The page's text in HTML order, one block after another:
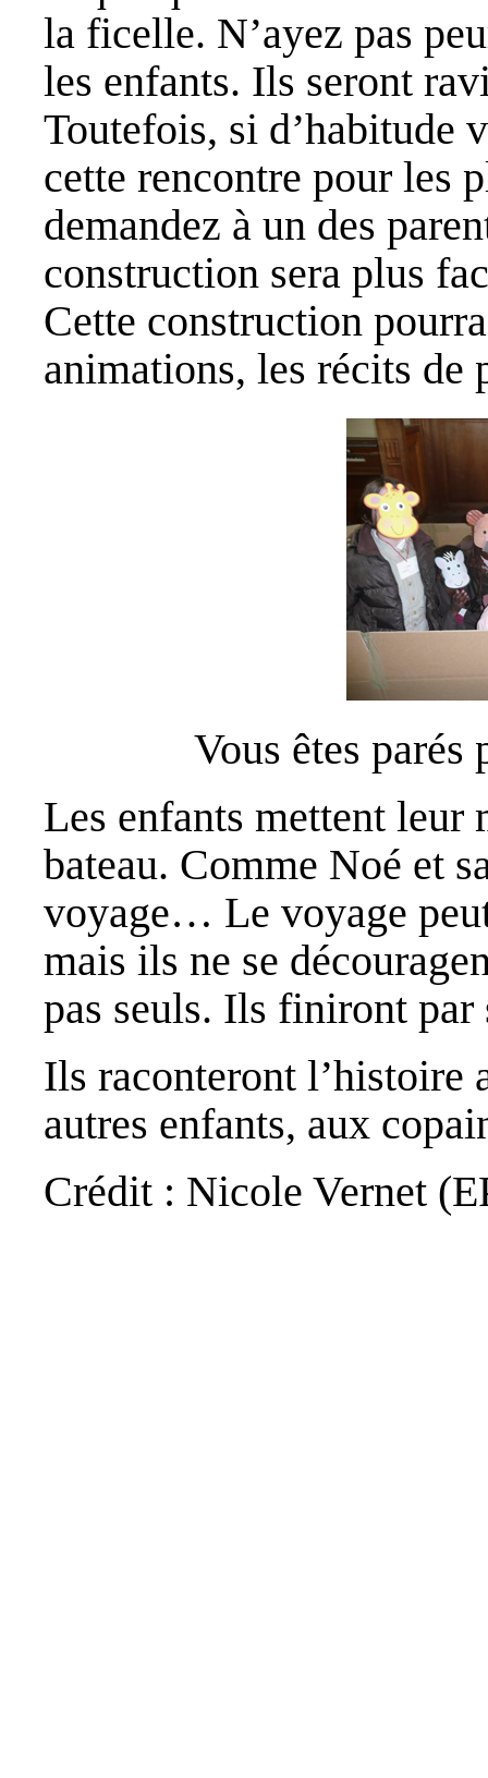
la ficelle. N’ayez pas
les enfants. Ils seront
Toutefois, si d’habitude
cette rencontre pour les
demandez à un des
construction sera plus
Cette construction
animations, les récits
Vous êtes
Les enfants mettent leur
bateau. Comme Noé et
voyage… Le voyage
mais ils ne se
pas seuls. Ils finiront par
Ils raconteront l’histoire
autres enfants, aux
Crédit : Nicole Vernet